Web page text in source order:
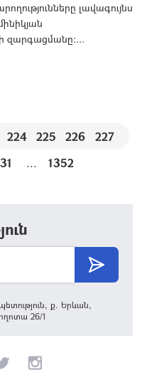
լավագույնս
զարգացմանը։...
224 225 226
227
... 1352
ք. Երևան,
26/1